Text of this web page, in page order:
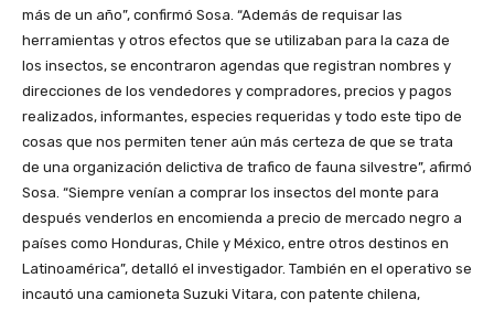
más de un año”, confirmó Sosa. “Además de requisar las
herramientas y otros efectos que se utilizaban para la caza de
los insectos, se encontraron agendas que registran nombres y
direcciones de los vendedores y compradores, precios y pagos
realizados, informantes, especies requeridas y todo este tipo de
cosas que nos permiten tener aún más certeza de que se trata
de una organización delictiva de trafico de fauna silvestre”, afirmó
Sosa. “Siempre venían a comprar los insectos del monte para
después venderlos en encomienda a precio de mercado negro a
países como Honduras, Chile y México, entre otros destinos en
Latinoamérica”, detalló el investigador. También en el operativo se
incautó una camioneta Suzuki Vitara, con patente chilena,